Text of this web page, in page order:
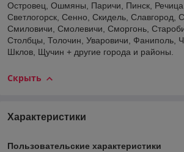
Островец, Ошмяны, Паричи, Пинск,
Светлогорск, Сенно, Скидель, Славгород,
Смиловичи, Смолевичи, Сморгонь,
Столбцы, Толочин, Уваровичи, Фаниполь,
Шклов, Щучин + другие города и районы.
Скрыть
Характеристики
Пользовательские характеристики